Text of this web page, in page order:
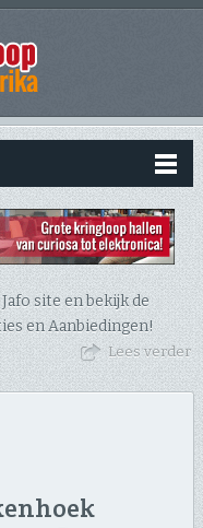
site en bekijk de
en Aanbiedingen!
Lees verder